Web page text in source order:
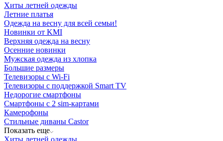
Хиты летней одежды
Летние платья
Одежда на весну для всей семьи!
Новинки от KMI
Верхняя одежда на весну
Осенние новинки
Мужская одежда из хлопка
Большие размеры
Телевизоры с Wi-Fi
Телевизоры с поддержкой Smart TV
Недорогие смартфоны
Смартфоны с 2 sim-картами
Камерофоны
Стильные диваны Castor
Показать еще
Хиты летней одежды